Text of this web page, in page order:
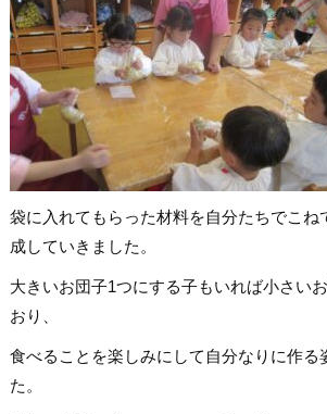
袋に入れてもらった材料を自分たちでこね
成していきました。
大きいお団子1つにする子もいれば小さい
おり、
食べることを楽しみにして自分なりに作る
た。